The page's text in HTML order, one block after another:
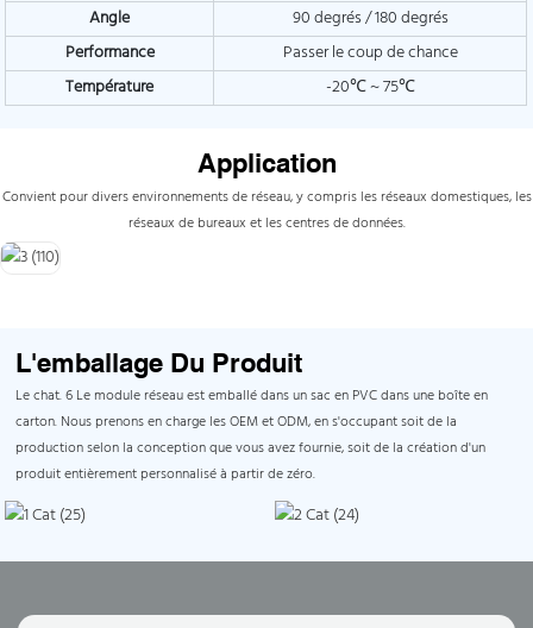
Angle
90 degrés / 180 degrés
Performance
Passer le coup de chance
Température
-20℃ ~ 75℃
Application
Convient pour divers environnements de réseau, y compris les réseaux domestiques, les
réseaux de bureaux et les centres de données.
L'emballage Du Produit
Le chat. 6 Le module réseau est emballé dans un sac en PVC dans une boîte en
carton. Nous prenons en charge les OEM et ODM, en s'occupant soit de la
production selon la conception que vous avez fournie, soit de la création d'un
produit entièrement personnalisé à partir de zéro.